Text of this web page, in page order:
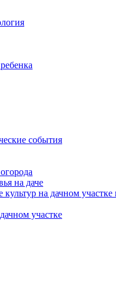
события
на даче
на дачном участке
участке